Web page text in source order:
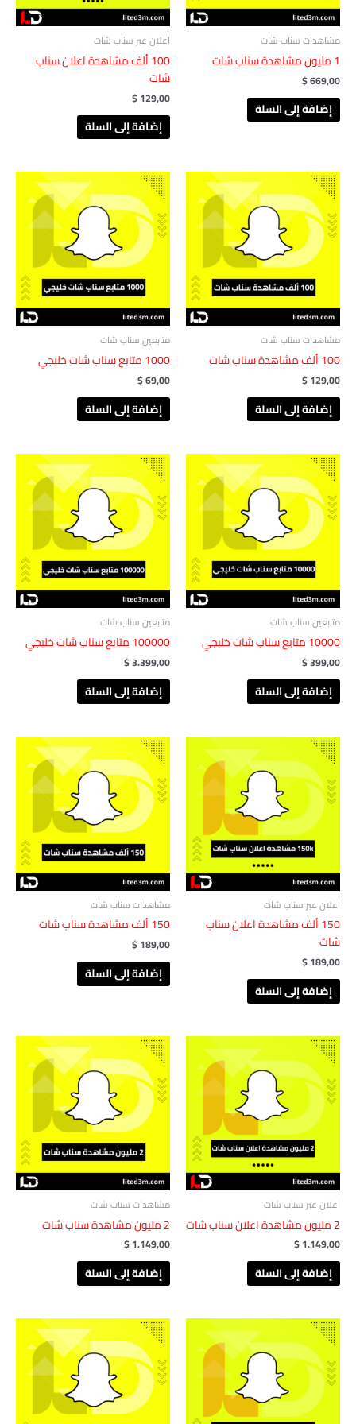
مشاهدات سناب شات
1 مليون مشاهدة ‏‏سناب شات
$669,00
إضافة إلى السلة
اعلان عبر سناب شات
100 ألف مشاهدة اعلان سناب
شات
$129,00
إضافة إلى السلة
مشاهدات سناب شات
100 ألف مشاهدة ‏‏سناب شات
$129,00
إضافة إلى السلة
متابعين سناب شات
1000 متابع سناب شات خليجي
$69,00
إضافة إلى السلة
متابعين سناب شات
10000 متابع سناب شات خليجي
$399,00
إضافة إلى السلة
متابعين سناب شات
100000 متابع سناب شات خليجي
$3.399,00
إضافة إلى السلة
اعلان عبر سناب شات
150 ألف مشاهدة اعلان سناب
شات
$189,00
إضافة إلى السلة
مشاهدات سناب شات
150 ألف مشاهدة ‏‏سناب شات
$189,00
إضافة إلى السلة
اعلان عبر سناب شات
2 مليون مشاهدة اعلان سناب شات
$1.149,00
إضافة إلى السلة
مشاهدات سناب شات
2 مليون مشاهدة ‏‏سناب شات
$1.149,00
إضافة إلى السلة